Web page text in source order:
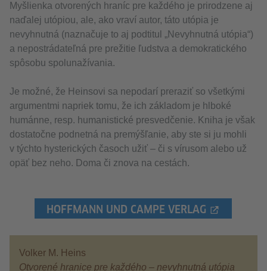
Myšlienka otvorených hraníc pre každého je prirodzene aj
naďalej utópiou, ale, ako vraví autor, táto utópia je
nevyhnutná (naznačuje to aj podtitul „Nevyhnutná utópia“)
a nepostrádateľná pre prežitie ľudstva a demokratického
spôsobu spolunažívania.
Je možné, že Heinsovi sa nepodarí preraziť so všetkými
argumentmi napriek tomu, že ich základom je hlboké
humánne, resp. humanistické presvedčenie. Kniha je však
dostatočne podnetná na premýšľanie, aby ste si ju mohli
v týchto hysterických časoch užiť – či s vírusom alebo už
opäť bez neho. Doma či znova na cestách.
HOFFMANN UND CAMPE VERLAG
Volker M. Heins
Otvorené hranice pre každého – nevyhnutná utópia